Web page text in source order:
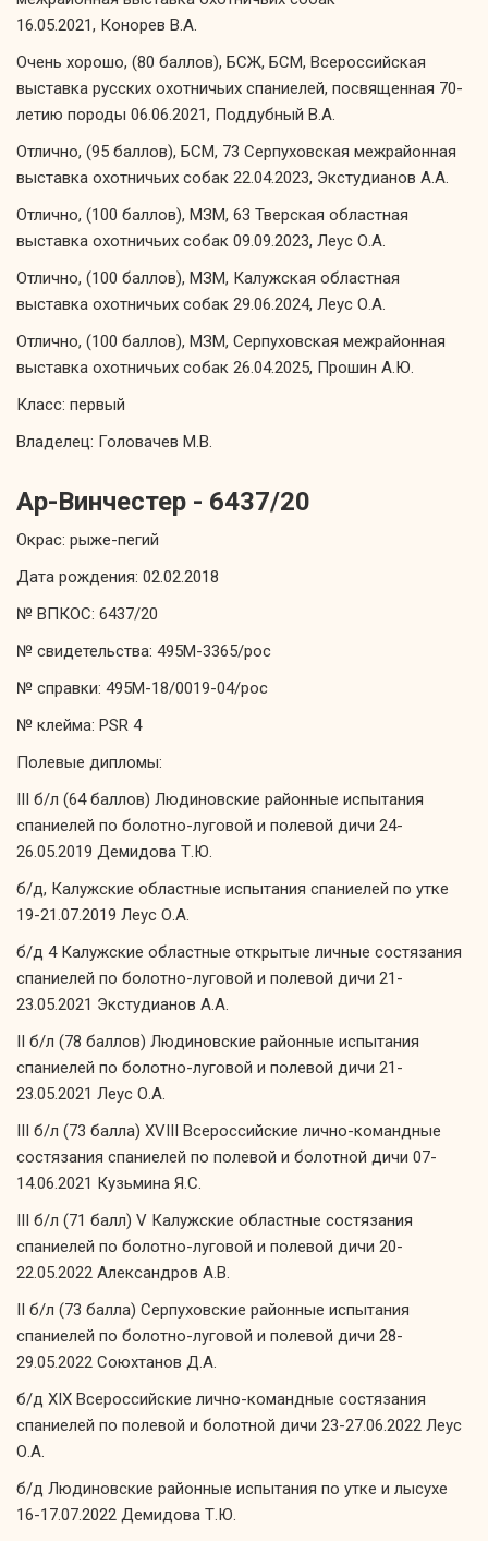
16.05.2021, Конорев В.А.
Очень хорошо, (80 баллов), БСЖ, БСМ, Всероссийская
выставка русских охотничьих спаниелей, посвященная 70-
летию породы 06.06.2021, Поддубный В.А.
Отлично, (95 баллов), БСМ, 73 Серпуховская межрайонная
выставка охотничьих собак 22.04.2023, Экстудианов А.А.
Отлично, (100 баллов), МЗМ, 63 Тверская областная
выставка охотничьих собак 09.09.2023, Леус О.А.
Отлично, (100 баллов), МЗМ, Калужская областная
выставка охотничьих собак 29.06.2024, Леус О.А.
Отлично, (100 баллов), МЗМ, Серпуховская межрайонная
выставка охотничьих собак 26.04.2025, Прошин А.Ю.
Класс: первый
Владелец: Головачев М.В.
Ар-Винчестер - 6437/20
Окрас: рыже-пегий
Дата рождения: 02.02.2018
№ ВПКОС: 6437/20
№ свидетельства: 495М-3365/рос
№ справки: 495М-18/0019-04/рос
№ клейма: PSR 4
Полевые дипломы:
III б/л (64 баллов) Людиновские районные испытания
спаниелей по болотно-луговой и полевой дичи 24-
26.05.2019 Демидова Т.Ю.
б/д, Калужские областные испытания спаниелей по утке
19-21.07.2019 Леус О.А.
б/д 4 Калужские областные открытые личные состязания
спаниелей по болотно-луговой и полевой дичи 21-
23.05.2021 Экстудианов А.А.
II б/л (78 баллов) Людиновские районные испытания
спаниелей по болотно-луговой и полевой дичи 21-
23.05.2021 Леус О.А.
III б/л (73 балла) XVIII Всероссийские лично-командные
состязания спаниелей по полевой и болотной дичи 07-
14.06.2021 Кузьмина Я.С.
III б/л (71 балл) V Калужские областные состязания
спаниелей по болотно-луговой и полевой дичи 20-
22.05.2022 Александров А.В.
II б/л (73 балла) Серпуховские районные испытания
спаниелей по болотно-луговой и полевой дичи 28-
29.05.2022 Союхтанов Д.А.
б/д XIX Всероссийские лично-командные состязания
спаниелей по полевой и болотной дичи 23-27.06.2022 Леус
О.А.
б/д Людиновские районные испытания по утке и лысухе
16-17.07.2022 Демидова Т.Ю.